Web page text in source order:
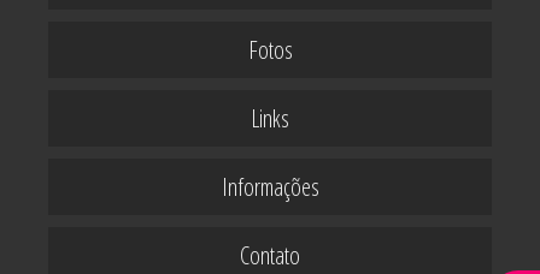
Fotos
Links
Informações
Contato